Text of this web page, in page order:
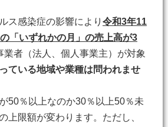
ス感染症の影響により 令和3年11
「いずれかの月」 の売上高が3
業者（法人、個人事業主）が対象
ている地域や業種は問われませ
50％以上なのか30％以上50％未
上限額が変わります。ただし、